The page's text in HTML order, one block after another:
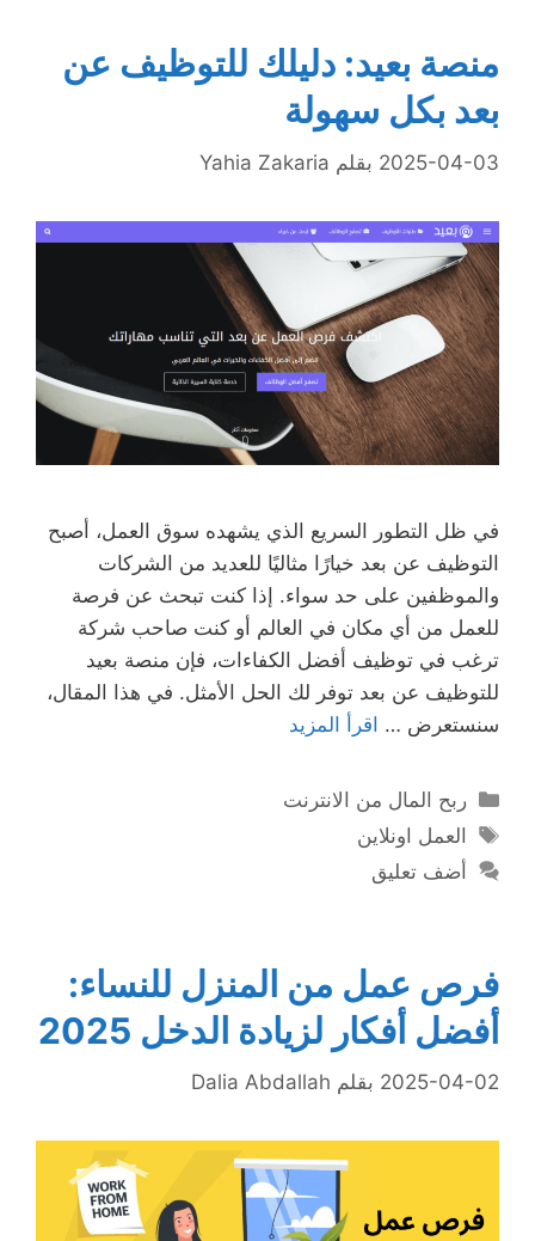
منصة بعيد: دليلك للتوظيف عن
بعد بكل سهولة
2025-04-03 بقلم Yahia Zakaria
في ظل التطور السريع الذي يشهده سوق العمل، أصبح
التوظيف عن بعد خيارًا مثاليًا للعديد من الشركات
والموظفين على حد سواء. إذا كنت تبحث عن فرصة
للعمل من أي مكان في العالم أو كنت صاحب شركة
ترغب في توظيف أفضل الكفاءات، فإن منصة بعيد
للتوظيف عن بعد توفر لك الحل الأمثل. في هذا المقال،
سنستعرض … اقرأ المزيد
التصنيفات
ربح المال من الانترنت
الوسوم
العمل اونلاين
أضف تعليق
فرص عمل من المنزل للنساء:
أفضل أفكار لزيادة الدخل 2025
2025-04-02 بقلم Dalia Abdallah